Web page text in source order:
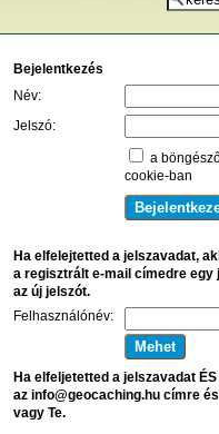
Bejelentkezés
Név:
Jelszó:
a
cookie-ban
Ha elfelejtetted a jelszavadat,
a regisztrált e-mail címedre
az új jelszót.
Felhasználónév:
Ha elfeljetetted a jelszavadat
az info@geocaching.hu címre
vagy Te.